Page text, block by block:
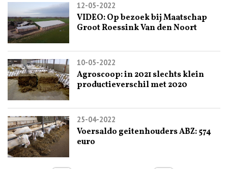
12-05-2022
VIDEO: Op bezoek bij Maatschap
Groot Roessink Van den Noort
10-05-2022
Agroscoop: in 2021 slechts klein
productieverschil met 2020
25-04-2022
Voersaldo geitenhouders ABZ: 574
euro